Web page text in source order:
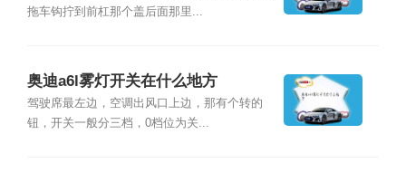
拖车钩拧到前杠那个盖后面那里...
奥迪a6l雾灯开关在什么地方
驾驶席最左边，空调出风口上边，那有个转的
钮，开关一般分三档，0档位为关...